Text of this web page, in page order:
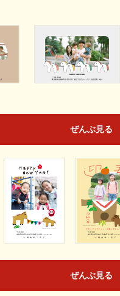
ぜんぶ見る
ぜんぶ見る